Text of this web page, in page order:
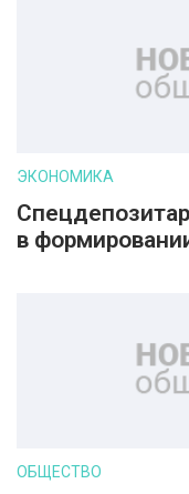
ЭКОНОМИКА
в
ОБЩЕСТВО